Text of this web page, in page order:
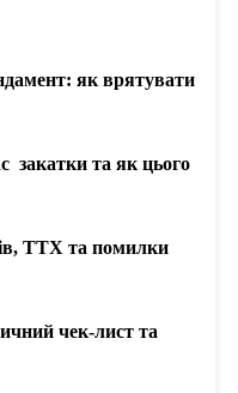
як врятувати
закатки та як цього
ТТХ та помилки
чек-лист та